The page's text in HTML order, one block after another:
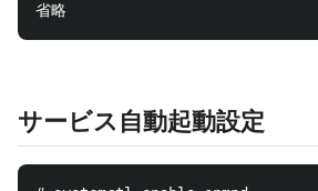
サービス自動起動設定